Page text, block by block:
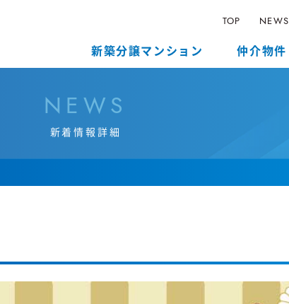
TOP NEWS
新築分譲マンション 仲介物件
新着情報 詳細
N E WS